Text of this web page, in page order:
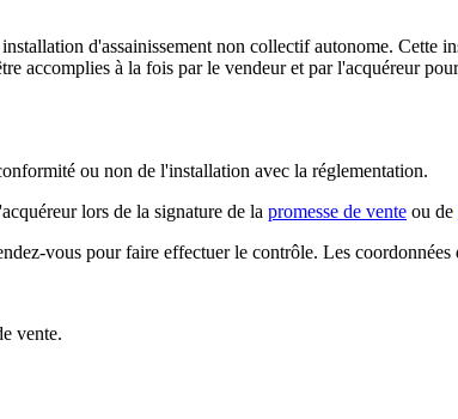
d'assainissement non collectif autonome. Cette
accomplies à la fois par le vendeur et par l'acquéreur
ou non de l'installation avec la réglementation.
lors de la signature de la promesse de vente ou de
vous pour faire effectuer le contrôle. Les
vente.